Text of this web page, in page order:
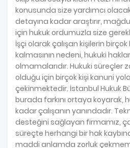
konusunda size yardımcı
detayına kadar araştırır,
için hukuk ordumuzla size
İşçi olarak çalışan kişilerin
kalmasının nedeni, hukuki
olmamalarıdır. Hukuki süreçler
olduğu için birçok kişi kanuni
çekinmektedir. İstanbul Hukuk
burada farkını ortaya koyarak,
kadar çalışanın yanındadır.
desteğini sağlayan firmamız,
süreçte herhangi bir hak
maddi anlamda zorluk